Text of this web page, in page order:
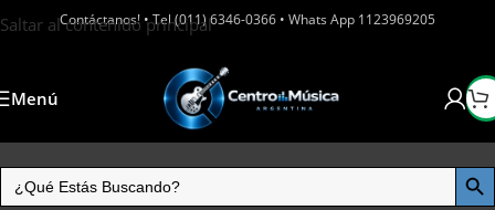
Saltar al contenido principal
Contáctanos! • Tel (011) 6346-0366 • Whats App 1123969205
Menú